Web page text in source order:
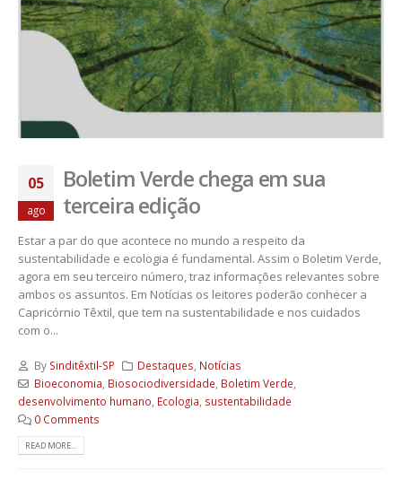
05
ago
Boletim Verde chega em sua
terceira edição
Estar a par do que acontece no mundo a respeito da
sustentabilidade e ecologia é fundamental. Assim o Boletim Verde,
agora em seu terceiro número, traz informações relevantes sobre
ambos os assuntos. Em Notícias os leitores poderão conhecer a
Capricórnio Têxtil, que tem na sustentabilidade e nos cuidados
com o...
By Sinditêxtil-SP Destaques Notícias
Bioeconomia Biosociodiversidade Boletim Verde
desenvolvimento humano Ecologia sustentabilidade
0 Comments
READ MORE...